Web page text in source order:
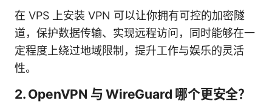
在 VPS 上安装 VPN 可以让你拥有可控的加密隧
道，保护数据传输、实现远程访问，同时能够在一
定程度上绕过地域限制，提升工作与娱乐的灵活
性。
2. OpenVPN 与 WireGuard 哪个更安全？